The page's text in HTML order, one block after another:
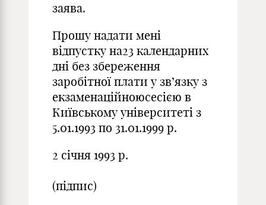
заява.
Прошу надати мені
відпустку на23 календарних
дні без збереження
заробітної плати у зв’язку з
екзаменаційноюсесією в
Київському університеті з
5.01.1993 по 31.01.1999 р.
2 січня 1993 р.
(підпис)